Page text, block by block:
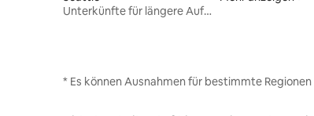
Unterkünfte für längere Aufenthalte
* Es können Ausnahmen für bestimmte